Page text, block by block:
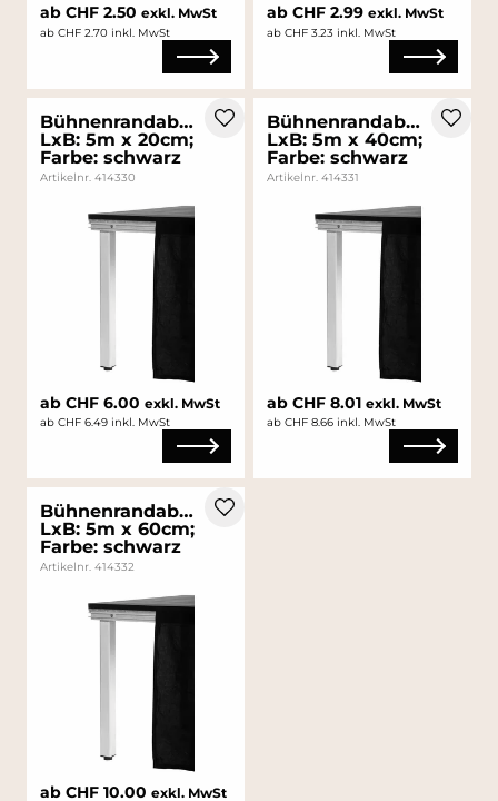
ab CHF 2.50 exkl. MwSt
ab CHF 2.70 inkl. MwSt
ab CHF 2.99 exkl. MwSt
ab CHF 3.23 inkl. MwSt
Bühnenrandabdeckung;
LxB: 5m x 20cm;
Farbe: schwarz
Artikelnr. 414330
ab CHF 6.00 exkl. MwSt
ab CHF 6.49 inkl. MwSt
Bühnenrandabdeckung;
LxB: 5m x 40cm;
Farbe: schwarz
Artikelnr. 414331
ab CHF 8.01 exkl. MwSt
ab CHF 8.66 inkl. MwSt
Bühnenrandabdeckung;
LxB: 5m x 60cm;
Farbe: schwarz
Artikelnr. 414332
ab CHF 10.00 exkl. MwSt